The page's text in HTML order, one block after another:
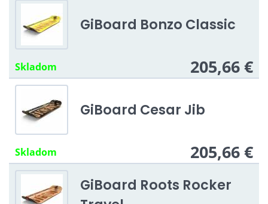
GiBoard Bonzo Classic
Skladom 205,66 €
GiBoard Cesar Jib
Skladom 205,66 €
GiBoard Roots Rocker